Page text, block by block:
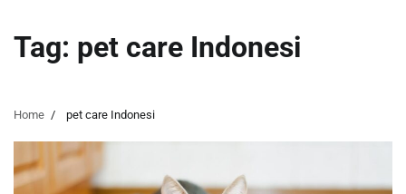
Tag: pet care Indonesi
Home pet care Indonesi